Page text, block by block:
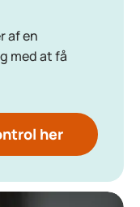
af en
med at få
her